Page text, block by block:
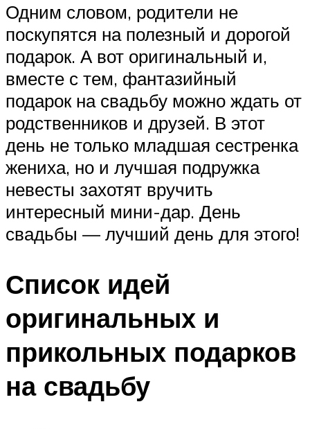
Одним словом, родители не
поскупятся на полезный и дорогой
подарок. А вот оригинальный и,
вместе с тем, фантазийный
подарок на свадьбу можно ждать от
родственников и друзей. В этот
день не только младшая сестренка
жениха, но и лучшая подружка
невесты захотят вручить
интересный мини-дар. День
свадьбы — лучший день для этого!
Список идей
оригинальных и
прикольных подарков
на свадьбу